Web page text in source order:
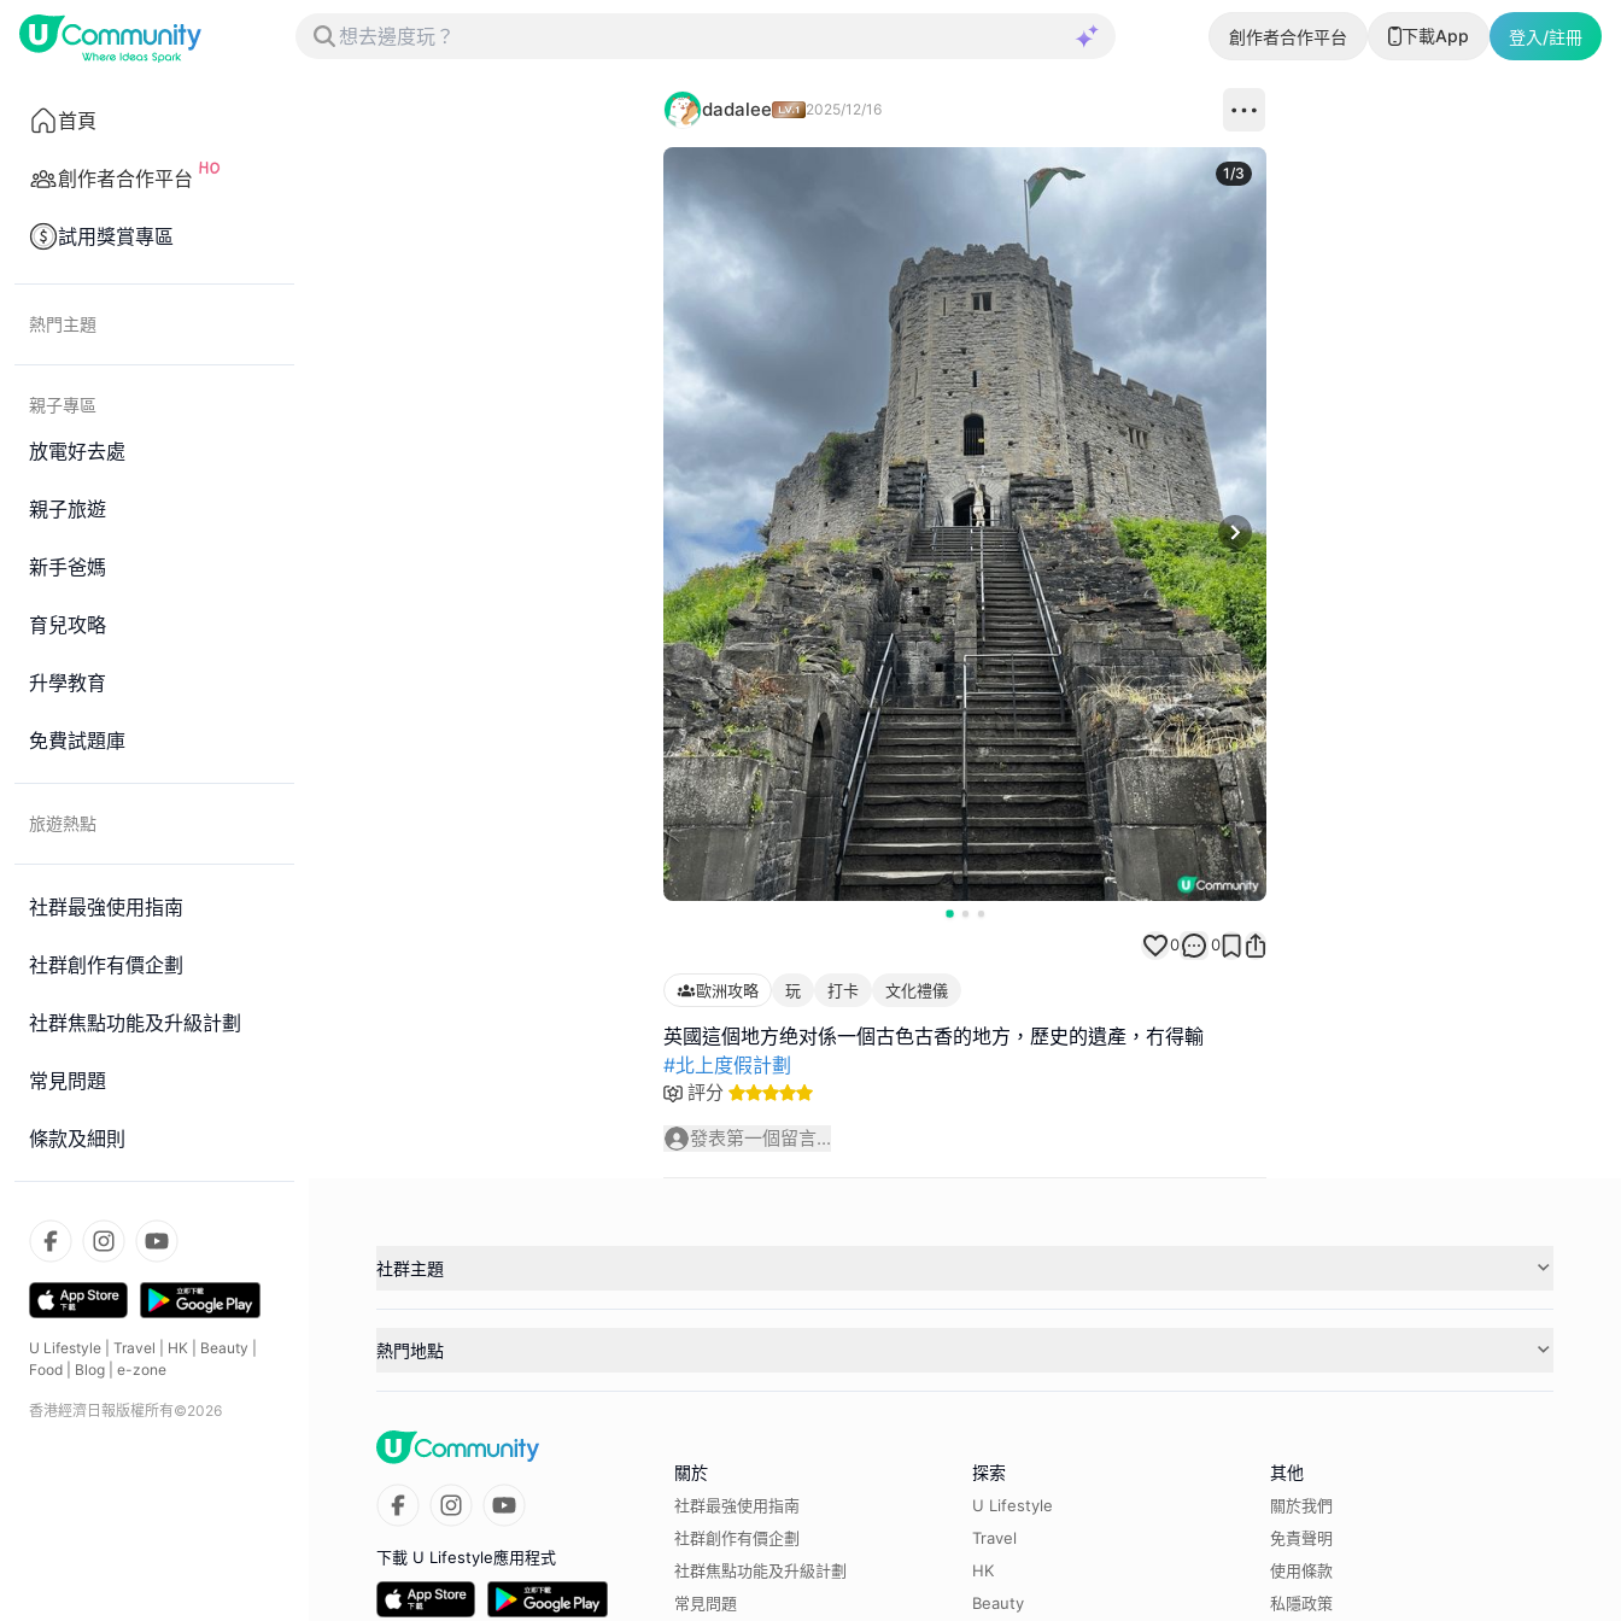
創作者合作平台 下載App 登入/註冊
首頁
創作者合作平台
試用獎賞專區
熱門主題
親子專區
放電好去處
親子旅遊
新手爸媽
育兒攻略
升學教育
免費試題庫
旅遊熱點
社群最強使用指南
社群創作有價企劃
社群焦點功能及升級計劃
常見問題
條款及細則
U Lifestyle Travel HK Beauty
Food
Blog e-zone
香港經濟日報版權所有©2026
dadalee 2025/12/16
Next slide
1/3
0 0
歐洲攻略 玩 打卡 文化禮儀
#北上度假計劃
評分
發表第一個留言...
社群主題
熱門地點
下載 U Lifestyle應用程式
關於
社群最強使用指南
社群創作有價企劃
社群焦點功能及升級計劃
常見問題
探索
U Lifestyle
Travel
HK
Beauty
其他
關於我們
免責聲明
使用條款
私隱政策